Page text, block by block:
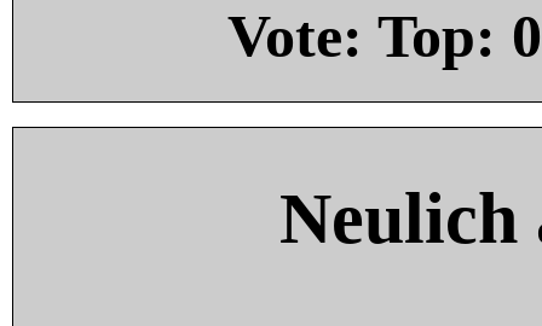
Vote: Top: 0
Neulich